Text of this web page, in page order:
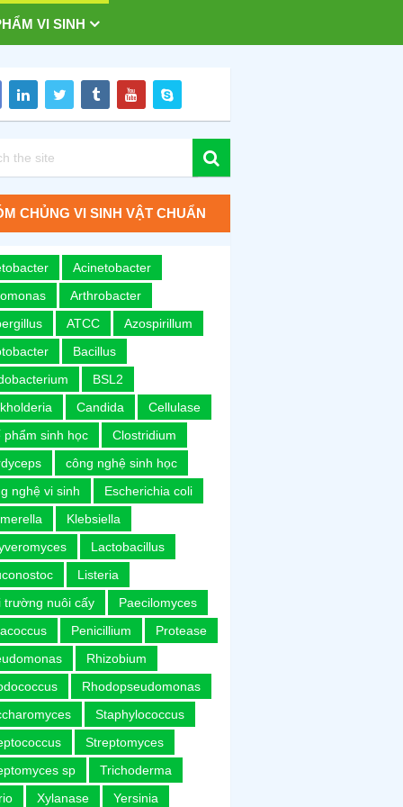
VI SINH
CHỦNG VI SINH VẬT CHUẨN
Acinetobacter
Arthrobacter
ATCC
Azospirillum
Bacillus
BSL2
Candida
Cellulase
phẩm sinh học
Clostridium
công nghệ sinh học
nghệ vi sinh
Escherichia coli
Klebsiella
Lactobacillus
Listeria
trường nuôi cấy
Paecilomyces
Penicillium
Protease
Rhizobium
Rhodopseudomonas
Staphylococcus
Streptomyces
sp
Trichoderma
Xylanase
Yersinia